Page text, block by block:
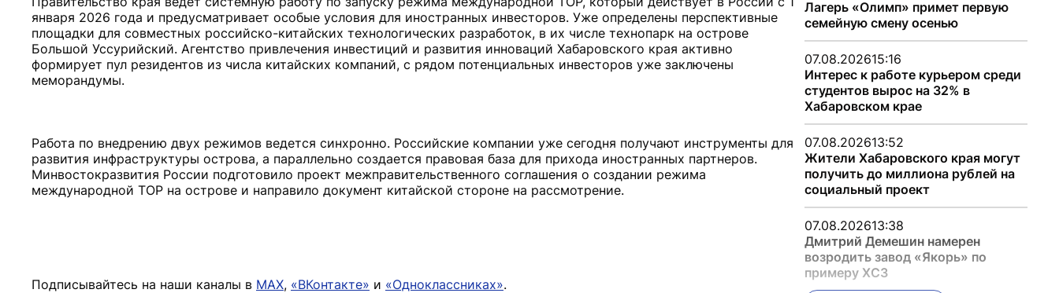
января 2026 года и предусматривает особые условия для иностранных инвесторов. Уже определены перспективные
площадки для совместных российско-китайских технологических разработок, в их числе технопарк на острове
Большой Уссурийский. Агентство привлечения инвестиций и развития инноваций Хабаровского края активно
формирует пул резидентов из числа китайских компаний, с рядом потенциальных инвесторов уже заключены
меморандумы.
Работа по внедрению двух режимов ведется синхронно. Российские компании уже сегодня получают инструменты для
развития инфраструктуры острова, а параллельно создается правовая база для прихода иностранных партнеров.
Минвостокразвития России подготовило проект межправительственного соглашения о создании режима
международной ТОР на острове и направило документ китайской стороне на рассмотрение.
Подписывайтесь на наши каналы в MAX, «ВКонтакте» и «Одноклассниках».
Лагерь «Олимп» примет первую
семейную смену осенью
07.08.202615:16
Интерес к работе курьером среди
студентов вырос на 32% в
Хабаровском крае
07.08.202613:52
Жители Хабаровского края могут
получить до миллиона рублей на
социальный проект
07.08.202613:38
Дмитрий Демешин намерен
возродить завод «Якорь» по
примеру ХСЗ